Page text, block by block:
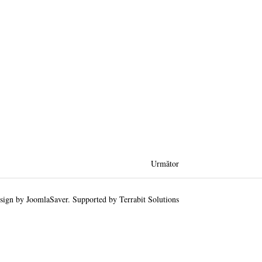
Următor
by JoomlaSaver. Supported by Terrabit Solutions